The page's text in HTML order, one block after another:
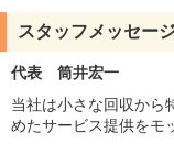
スタッフメッセー
代表 筒井宏一
当社は小さな回収から
めたサービス提供をモ